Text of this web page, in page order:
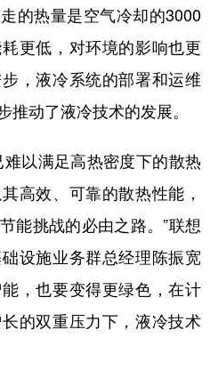
的热量是空气冷却的3000
更低，对环境的影响也更
，液冷系统的部署和运维
推动了液冷技术的发展。
以满足高热密度下的散热
高效、可靠的散热性能，
能挑战的必由之路。”联想
设施业务群总经理陈振宽
，也要变得更绿色，在计
的双重压力下，液冷技术